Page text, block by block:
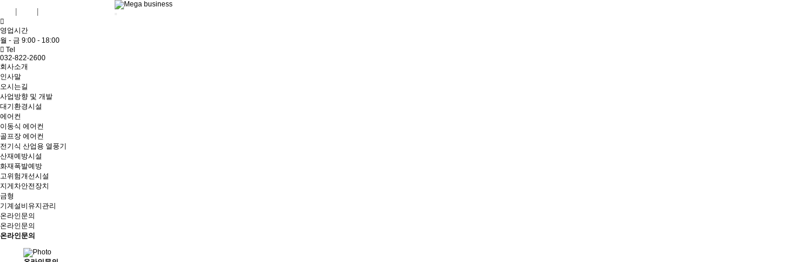
영업시간
월 - 금 9:00 - 18:00
Tel
032-822-2600
회사소개
인사말
오시는길
사업방향 및 개발
대기환경시설
에어컨
이동식 에어컨
골프장 에어컨
전기식 산업용 열풍기
산재예방시설
화재폭발예방
고위험개선시설
지게차안전장치
금형
기계설비유지관리
온라인문의
온라인문의
온라인문의